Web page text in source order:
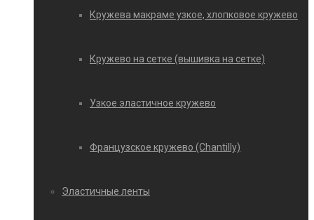
Кружева макраме узкое, хлопковое кружево
Кружево на сетке (вышивка на сетке)
Узкое эластичное кружево
Французское кружево (Chantilly)
Эластичные ленты